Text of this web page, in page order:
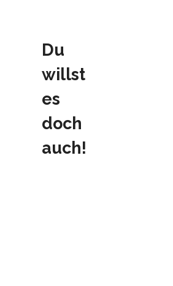
Du
willst
es
doch
auch!